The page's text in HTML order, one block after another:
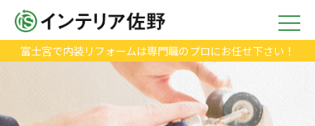
富士宮で内装リフォームは専門職のプロにお任せ下さい！